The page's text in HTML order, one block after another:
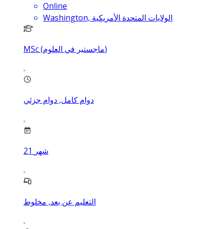
Online
Washington, الولايات المتحدة الأمريكية
MSc (ماجستير في العلوم)
دوام كامل, دوام جزئي
21 شهر
التعليم عن بعد, مخلوط